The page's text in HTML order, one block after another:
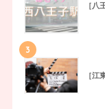
［
3
［